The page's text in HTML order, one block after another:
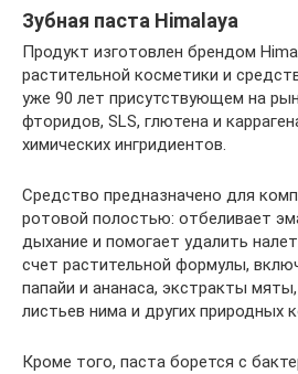
Зубная паста Himalaya
Продукт изготовлен брендом
растительной косметики и
уже 90 лет присутствующем на
фторидов, SLS, глютена и
химических ингридиентов.
Средство предназначено для
ротовой полостью: отбеливает
дыхание и помогает удалить
счет растительной формулы,
папайи и ананаса, экстракты
листьев нима и других природных
Кроме того, паста борется с